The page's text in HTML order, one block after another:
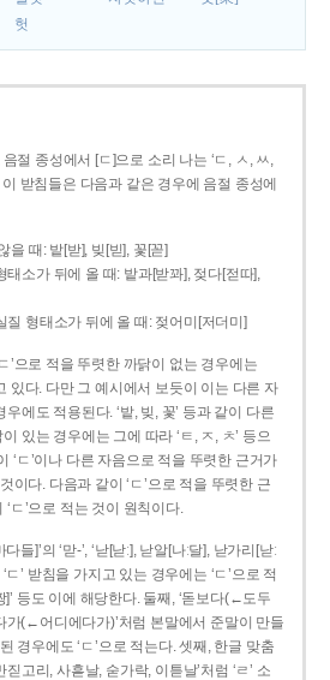
헛
절 종성에서 [ㄷ]으로 소리 나는 ‘ㄷ, ㅅ, ㅆ,
이 받침들은 다음과 같은 경우에 음절 종성에
때: 밭[받], 빚[빋], 꽃[꼳]
소가 뒤에 올 때: 밭과[받꽈], 젖다[젇따],
형태소가 뒤에 올 때: 젖어미[저더미]
’으로 적을 뚜렷한 까닭이 없는 경우에는
있다. 다만 그 예시에서 보듯이 이는 다른 자
에도 적용된다. ‘밭, 빚, 꽃’ 등과 같이 다른
있는 경우에는 그에 따라 ‘ㅌ, ㅈ, ㅊ’ 등으
‘ㄷ’이나 다른 자음으로 적을 뚜렷한 근거가
이다. 다음과 같이 ‘ㄷ’으로 적을 뚜렷한 근
ㄷ’으로 적는 것이 원칙이다.
들]’의 ‘맏-’, ‘낟[낟ː], 낟알[나ː달], 낟가리[낟ː
ㄷ’ 받침을 가지고 있는 경우에는 ‘ㄷ’으로 적
]’ 등도 이에 해당한다. 둘째, ‘돋보다(←도두
(←어디에다가)’처럼 본말에서 준말이 만들
경우에도 ‘ㄷ’으로 적는다. 셋째, 한글 맞춤
고리, 사흗날, 숟가락, 이튿날’처럼 ‘ㄹ’ 소